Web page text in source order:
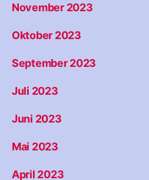
November 2023
Oktober 2023
September 2023
Juli 2023
Juni 2023
Mai 2023
April 2023